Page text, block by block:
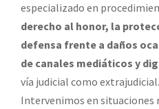
especializado en
derecho al honor, la
defensa frente a daños
de canales mediáticos y
vía judicial como extrajudicial.
Intervenimos en situaciones